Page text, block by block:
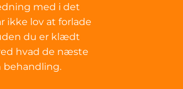
med i det
ikke lov at forlade
du er klædt
hvad de næste
behandling.